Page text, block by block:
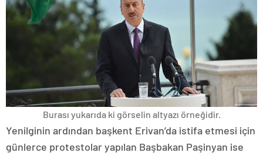
Burası yukarıda ki görselin altyazı örneğidir.
Yenilginin ardından başkent Erivan’da istifa etmesi için
günlerce protestolar yapılan Başbakan Paşinyan ise